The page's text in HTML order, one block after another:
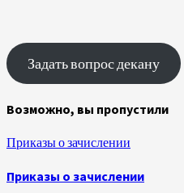
Задать вопрос декану
Возможно, вы пропустили
Приказы о зачислении
Приказы о зачислении